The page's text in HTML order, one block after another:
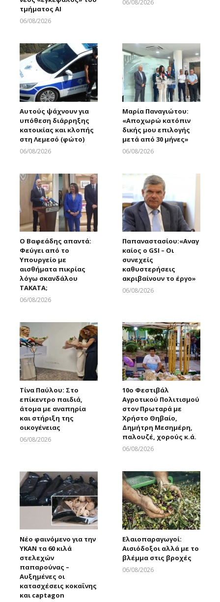
τμήματος AI
06/08/2026
06/08/2026
Αυτούς ψάχνουν για
υπόθεση διάρρηξης
κατοικίας και κλοπής
στη Λεμεσό (φώτο)
06/08/2026
Μαρία Παναγιώτου:
«Αποχωρώ κατόπιν
δικής μου επιλογής
μετά από 30 μήνες»
06/08/2026
Ο Βαφεάδης απαντά:
Φεύγει από το
Υπουργείο με
αισθήματα πικρίας
λόγω σκανδάλου
ΤΑΚΑΤΑ;
06/08/2026
Παπαναστασίου:«Αναγ
καίος ο GSI – Οι
συνεχείς
καθυστερήσεις
ακριβαίνουν το έργο»
06/08/2026
Τίνα Παύλου: Στο
επίκεντρο παιδιά,
άτομα με αναπηρία
και στήριξη της
οικογένειας
06/08/2026
10ο Φεστιβάλ
Αγροτικού Πολιτισμού
στον Πρωταρά με
Χρήστο Θηβαίο,
Δημήτρη Μεσημέρη,
παλουζέ, χορούς κ.ά.
06/08/2026
Νέο φαινόμενο για την
ΥΚΑΝ τα 60 κιλά
στελεχών
παπαρούνας –
Αυξημένες οι
κατασχέσεις κοκαΐνης
και captagon
Ελαιοπαραγωγοί:
Αισιόδοξοι αλλά με το
βλέμμα στις βροχές
06/08/2026